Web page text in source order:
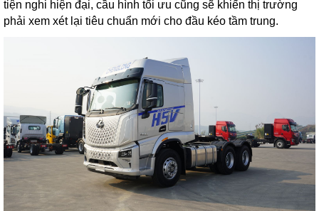
tiện nghi hiện đại, cầu hình tối ưu cũng sẽ khiến thị trường
phải xem xét lại tiêu chuẩn mới cho đầu kéo tầm trung.